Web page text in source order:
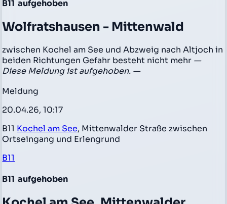
B11 aufgehoben
Wolfratshausen - Mittenwald
zwischen Kochel am See und Abzweig nach Altjoch in
beiden Richtungen Gefahr besteht nicht mehr —
Diese Meldung ist aufgehoben. —
Meldung
20.04.26, 10:17
B11 Kochel am See, Mittenwalder Straße zwischen
Ortseingang und Erlengrund
B11
B11 aufgehoben